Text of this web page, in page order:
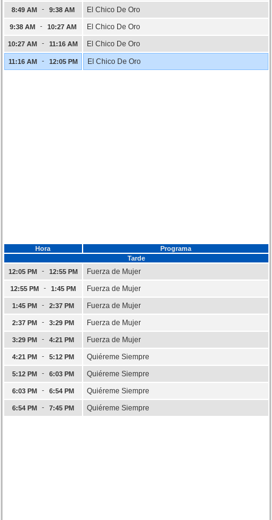
8:49 AM - 9:38 AM El Chico De Oro
9:38 AM - 10:27 AM El Chico De Oro
10:27 AM - 11:16 AM El Chico De Oro
11:16 AM - 12:05 PM El Chico De Oro
Hora
Programa
Tarde
12:05 PM
- 12:55 PM Fuerza de Mujer
12:55 PM - 1:45 PM Fuerza de Mujer
1:45 PM - 2:37 PM Fuerza de Mujer
2:37 PM - 3:29 PM Fuerza de Mujer
3:29 PM - 4:21 PM Fuerza de Mujer
4:21 PM - 5:12 PM Quiéreme Siempre
5:12 PM - 6:03 PM Quiéreme Siempre
6:03 PM - 6:54 PM Quiéreme Siempre
6:54 PM - 7:45 PM Quiéreme Siempre